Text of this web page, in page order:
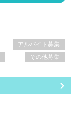
アルバイト募集
その他募集